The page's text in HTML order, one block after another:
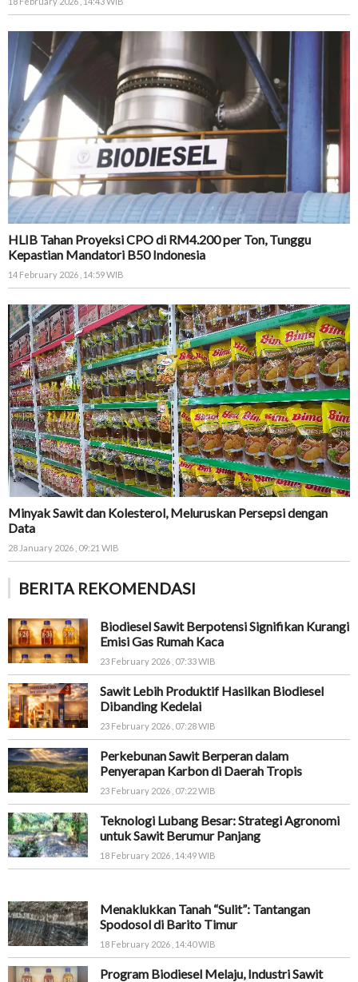
HLIB Tahan Proyeksi CPO di RM4.200 per Ton, Tunggu
Kepastian Mandatori B50 Indonesia
14 February 2026 , 14:59 WIB
Minyak Sawit dan Kolesterol, Meluruskan Persepsi dengan
Data
28 January 2026 , 09:21 WIB
BERITA REKOMENDASI
Biodiesel Sawit Berpotensi Signifikan Kurangi
Emisi Gas Rumah Kaca
23 February 2026 , 07:33 WIB
Sawit Lebih Produktif Hasilkan Biodiesel
Dibanding Kedelai
23 February 2026 , 07:28 WIB
Perkebunan Sawit Berperan dalam
Penyerapan Karbon di Daerah Tropis
23 February 2026 , 07:22 WIB
Teknologi Lubang Besar: Strategi Agronomi
untuk Sawit Berumur Panjang
18 February 2026 , 14:49 WIB
Menaklukkan Tanah “Sulit”: Tantangan
Spodosol di Barito Timur
18 February 2026 , 14:40 WIB
Program Biodiesel Melaju, Industri Sawit